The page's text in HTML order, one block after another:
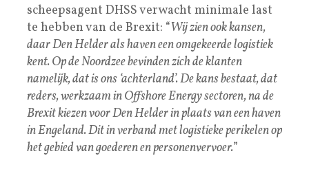
scheepsagent DHSS verwacht minimale last
te hebben van de Brexit: “Wij zien ook kansen,
daar Den Helder als haven een omgekeerde logistiek
kent. Op de Noordzee bevinden zich de klanten
namelijk, dat is ons ‘achterland’. De kans bestaat, dat
reders, werkzaam in Offshore Energy sectoren, na de
Brexit kiezen voor Den Helder in plaats van een haven
in Engeland. Dit in verband met logistieke perikelen op
het gebied van goederen en personenvervoer.”